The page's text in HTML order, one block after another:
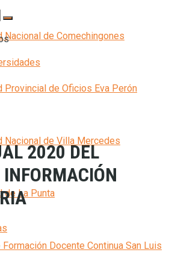
Nacional de Comechingones
Provincial de Oficios Eva Perón
Nacional de Villa Mercedes
de La Punta
Docente Continua San Luis
2020 DEL